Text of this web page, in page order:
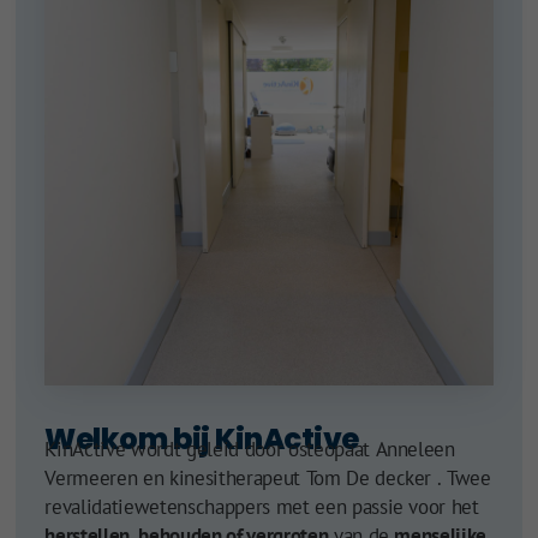
Welkom bij KinActive
KinActive wordt geleid door osteopaat Anneleen
Vermeeren en kinesitherapeut Tom De decker . Twee
revalidatiewetenschappers met een passie voor het